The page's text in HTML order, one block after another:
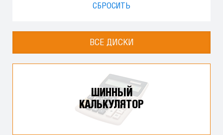
СБРОСИТЬ
ВСЕ ДИСКИ
ШИННЫЙ
КАЛЬКУЛЯТОР